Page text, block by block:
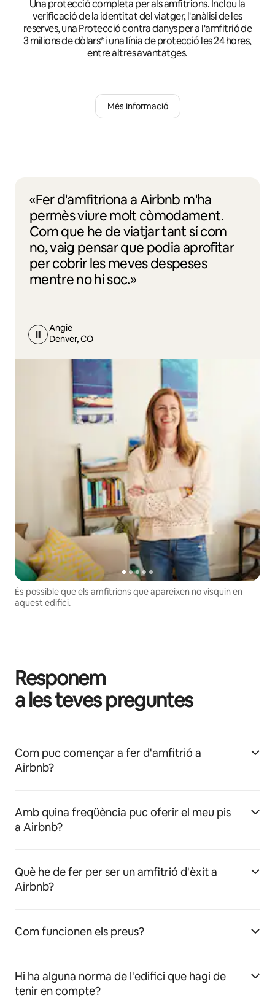
Una protecció completa per als amfitrions. Inclou la
verificació de la identitat del viatger, l'anàlisi de les
reserves, una Protecció contra danys per a l'amfitrió de
3 milions de dòlars* i una línia de protecció les 24 hores,
entre altres avantatges.
Més informació
«Fer d'amfitriona a Airbnb m'ha
permès viure molt còmodament.
Com que he de viatjar tant sí com
no, vaig pensar que podia aprofitar
per cobrir les meves despeses
mentre no hi soc.»
Angie
Denver, CO
És possible que els amfitrions que apareixen no visquin en
aquest edifici.
Responem
a les teves preguntes
Com puc començar a fer d'amfitrió a
Airbnb?
Amb quina freqüència puc oferir el meu pis
a Airbnb?
Què he de fer per ser un amfitrió d'èxit a
Airbnb?
Com funcionen els preus?
Hi ha alguna norma de l'edifici que hagi de
tenir en compte?